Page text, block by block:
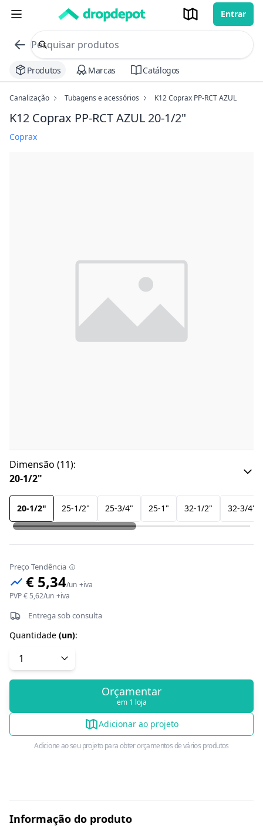
Entrar
commerce search no header
Procurar
Produtos Marcas Catálogos
Canalização Tubagens e acessórios K12 Coprax PP-RCT AZUL
K12 Coprax PP-RCT AZUL 20-1/2"
Coprax
Dimensão (11):
20-1/2"
20-1/2" 25-1/2" 25-3/4" 25-1" 32-1/2" 32-3/4"
Preço Tendência
€ 5,34/un +iva
PVP€ 5,62/un +iva
Entrega sob consulta
Quantidade (un):
Orçamentar
em 1 loja
Adicionar ao projeto
Adicione ao seu projeto para obter orçamentos de vários produtos
Informação do produto